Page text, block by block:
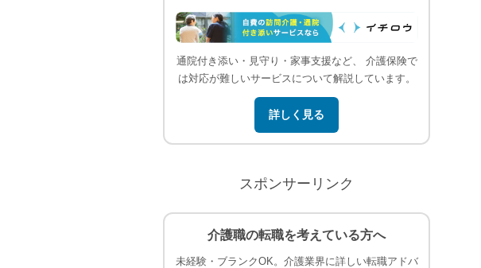
通院付き添い・見守り・家事支援など、 介護保険で
は対応が難しいサービスについて解説しています。
詳しく見る
スポンサーリンク
介護職の転職を考えている方へ
未経験・ブランクOK。介護業界に詳しい転職アドバ